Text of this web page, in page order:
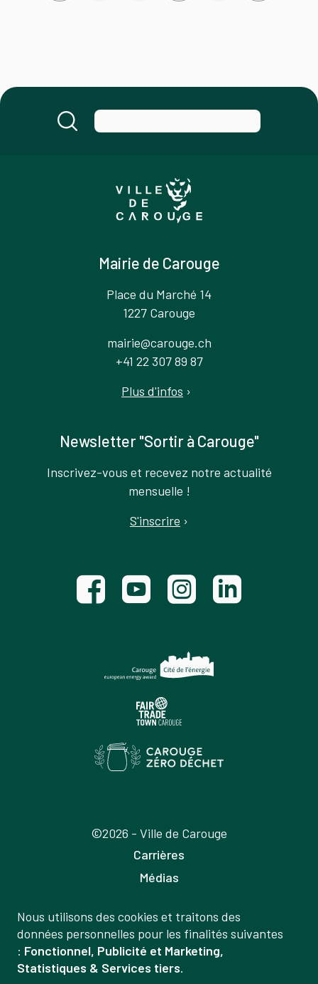
Mairie de Carouge
Place du Marché 14
1227 Carouge
mairie@carouge.ch
+41 22 307 89 87
Plus d'infos ›
Newsletter "Sortir à Carouge"
Inscrivez-vous et recevez notre actualité
mensuelle !
S'inscrire ›
©2026 - Ville de Carouge
Carrières
Médias
Labels
Mentions légales
Politique de confidentialité
Gestion
des
données
Nous utilisons des cookies et traitons des
données personnelles pour les finalités suivantes
: Fonctionnel, Publicité et Marketing,
Statistiques & Services tiers.